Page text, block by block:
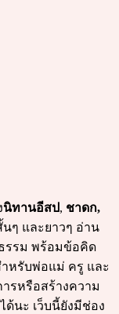
นิทานอีสป, ชาดก,
ๆ และยาวๆ อ่าน
รม พร้อมข้อคิด
ำหรับพ่อแม่ ครู และ
รหรือสร้างความ
นะ เว็บนี้ยังมีช่อง